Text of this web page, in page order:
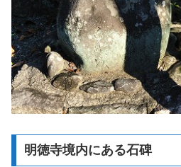
明徳寺境内にある石碑